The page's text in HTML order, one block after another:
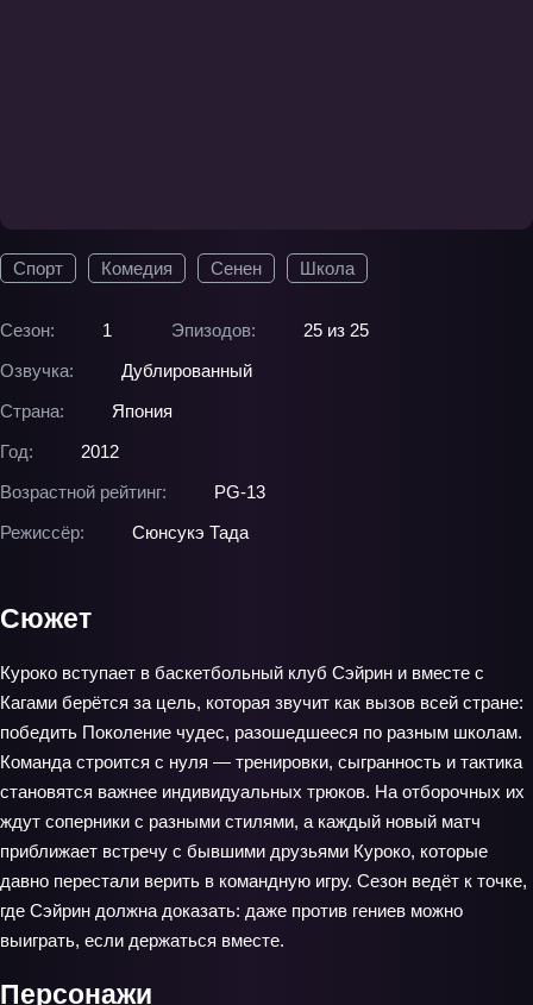
Спорт Комедия Сенен Школа
Сезон: 1 Эпизодов:
25 из 25
Озвучка:
Дублированный
Страна:
Япония
Год:
2012
Возрастной рейтинг:
PG-13
Режиссёр:
Сюнсукэ Тада
Сюжет
Куроко вступает в баскетбольный клуб Сэйрин и вместе с
Кагами берётся за цель, которая звучит как вызов всей стране:
победить Поколение чудес, разошедшееся по разным школам.
Команда строится с нуля — тренировки, сыгранность и тактика
становятся важнее индивидуальных трюков. На отборочных их
ждут соперники с разными стилями, а каждый новый матч
приближает встречу с бывшими друзьями Куроко, которые
давно перестали верить в командную игру. Сезон ведёт к точке,
где Сэйрин должна доказать: даже против гениев можно
выиграть, если держаться вместе.
Персонажи